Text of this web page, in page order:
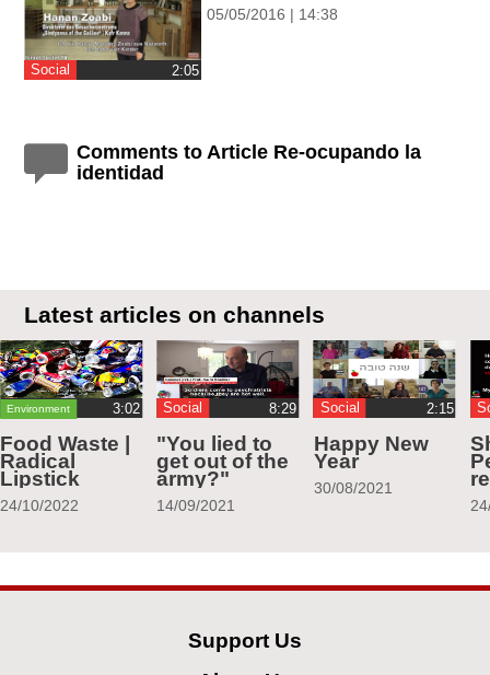
Social ‎2:05
05/05/2016 | 14:38
Comments to Article Re-ocupando la
identidad
Latest articles on channels
Environment ‏3:02
Food Waste |
Radical
Lipstick
24/10/2022
Social
"You lied to
get out of the
army?"
14/09/2021
Social ‏2:15
Happy New
Year
30/08/2021
Support Us